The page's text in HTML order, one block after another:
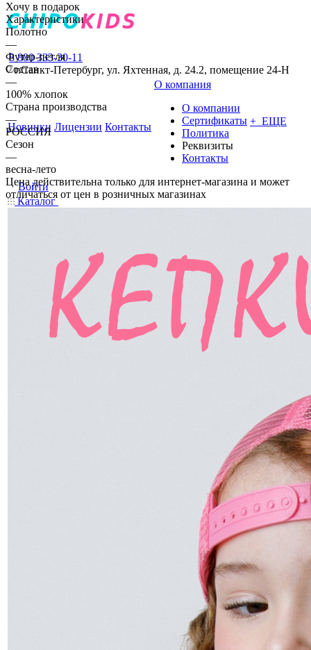
8 800 333-30-11
г.Санкт-Петербург, ул. Яхтенная, д. 24.2, помещение 24-Н
Новинки Лицензии Контакты
О компания
О компании
Сертификаты
Политика
Реквизиты
Контакты
+ ЕЩЕ
Войти
Каталог
Хочу в подарок
Характеристики
Полотно
—
Футер-петля
Состав
—
100% хлопок
Страна производства
—
РОССИЯ
Сезон
—
весна-лето
Цена действительна только для интернет-магазина и может
отличаться от цен в розничных магазинах